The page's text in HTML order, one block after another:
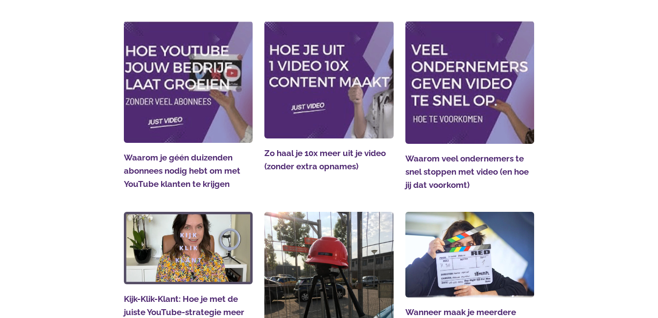
Waarom je géén duizenden
abonnees nodig hebt om met
YouTube klanten te krijgen
Zo haal je 10x meer uit je video
(zonder extra opnames)
Waarom veel ondernemers te
snel stoppen met video (en hoe
jij dat voorkomt)
Kijk-Klik-Klant: Hoe je met de
juiste YouTube-strategie meer
Wanneer maak je meerdere